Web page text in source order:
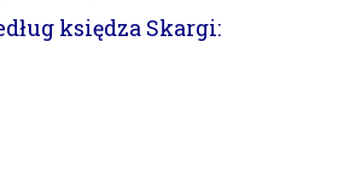
księdza Skargi: